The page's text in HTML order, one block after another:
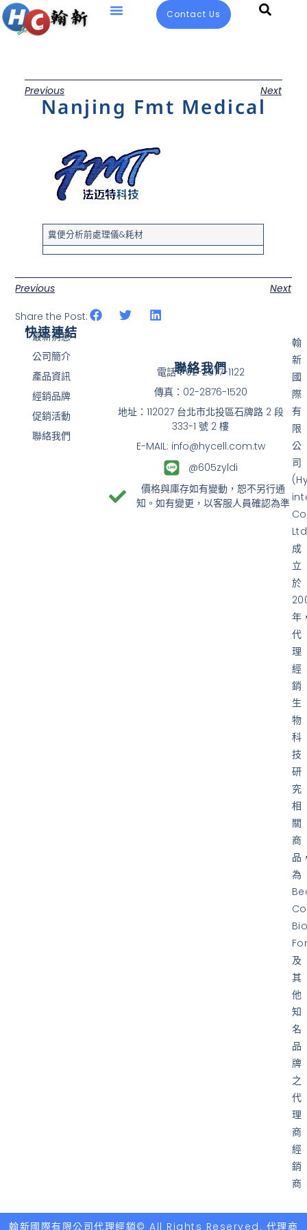
Contact Us
Previous Next
Nanjing Fmt Medical
糞便分析前處理儀&耗材
Previous Next
Share the Post:
翰
新
國
際
有
限
公
司
成
立
於
年
代
理
經
銷
生
物
科
技
研
究
相
關
商
品
為
及
其
他
知
名
品
牌
之
代
理
商
經
銷
商
快速連結
最新消息
公司簡介
產品資訊
經銷品牌
促銷活動
聯絡我們
聯絡我們
電話：02-2877-1122
傳真：02-2876-1520
地址：112027 台北市北投區石牌路 2 段
333-1 號 2 樓
E-MAIL: info@hycell.com.tw
@605zyldi
價格與庫存如有變動，恕不另行通
知。如有變更，以客服人員確認為準
翰新國際有限公司代理經銷© All Rights Reserved. 代理商